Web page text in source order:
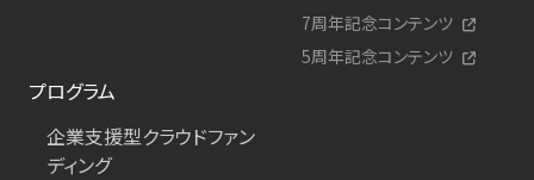
7周年記念コンテンツ
5周年記念コンテンツ
プログラム
企業支援型クラウドファン
ディング